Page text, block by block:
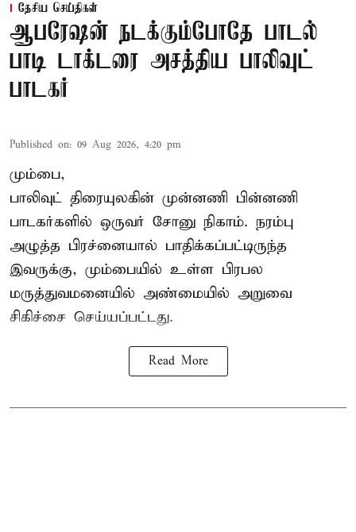
தேசிய செய்திகள்
ஆபரேஷன் நடக்கும்போதே பாடல்
பாடி டாக்டரை அசத்திய பாலிவுட்
பாடகர்
Published on: 09 Aug 2026, 4:20 pm
மும்பை,
பாலிவுட் திரையுலகின் முன்னணி பின்னணி
பாடகர்களில் ஒருவர் சோனு நிகாம். நரம்பு
அழுத்த பிரச்னையால் பாதிக்கப்பட்டிருந்த
இவருக்கு, மும்பையில் உள்ள பிரபல
மருத்துவமனையில் அண்மையில் அறுவை
சிகிச்சை செய்யப்பட்டது.
Read More